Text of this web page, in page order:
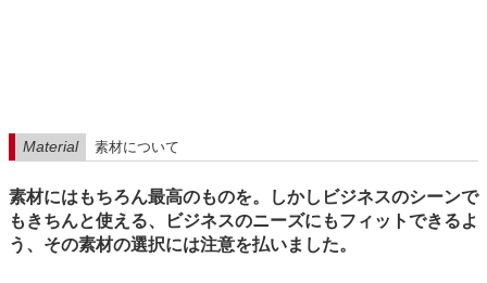
Material 素材について
素材にはもちろん最高のものを。しかしビジネスのシーンで
もきちんと使える、ビジネスのニーズにもフィットできるよ
う、その素材の選択には注意を払いました。